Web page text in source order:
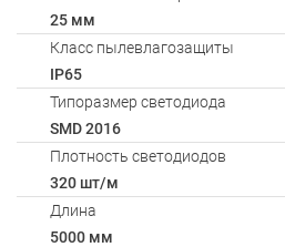
25 мм
Класс пылевлагозащиты
IP65
Типоразмер светодиода
SMD 2016
Плотность светодиодов
320 шт/м
Длина
5000 мм